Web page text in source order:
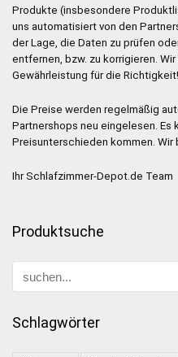
Produkte (insbesondere
uns automatisiert von den
der Lage, die Daten zu prüfen
entfernen, bzw. zu korrigieren.
Gewährleistung für die Richtigkeit!
Die Preise werden regelmäßig
Partnershops neu eingelesen. Es
Preisunterschieden kommen.
Ihr Schlafzimmer-Depot.de Team
Produktsuche
Schlagwörter